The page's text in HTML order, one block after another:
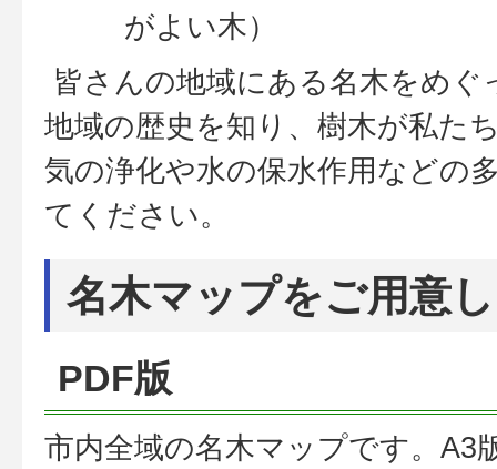
がよい木）
皆さんの地域にある名木をめぐ
地域の歴史を知り、樹木が私た
気の浄化や水の保水作用などの
てください。
名木マップをご用意
PDF版
市内全域の名木マップです。A3